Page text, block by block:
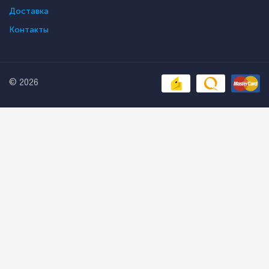
Доставка
Контакты
© 2026